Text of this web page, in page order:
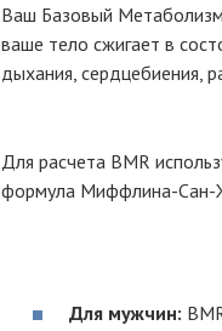
Ваш Базовый
ваше тело сжигает в
дыхания, сердцебиения,
Для расчета BMR
формула Миффлина-Сан-
Для мужчин: